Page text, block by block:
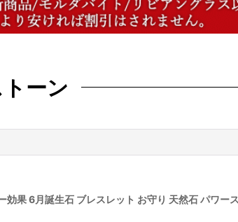
ーン
果 6月誕生石 ブレスレット お守り 天然石 パワー